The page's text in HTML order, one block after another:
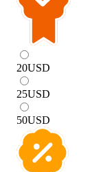
20USD
25USD
50USD